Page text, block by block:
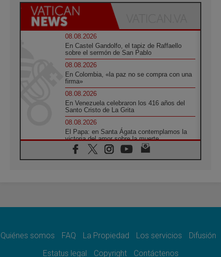
08.08.2026
En Castel Gandolfo, el tapiz de Raffaello
sobre el sermón de San Pablo
08.08.2026
En Colombia, «la paz no se compra con una
firma»
08.08.2026
En Venezuela celebraron los 416 años del
Santo Cristo de La Grita
08.08.2026
El Papa: en Santa Ágata contemplamos la
victoria del amor sobre la muerte
08.08.2026
León XIV visitará el Santuario de la Madre
07.08.2026
07.08.2026
el compromiso del cristiano"
Quiénes somos FAQ La Propiedad Los servicios
Difusión
Estatus legal
Copyright Contáctenos